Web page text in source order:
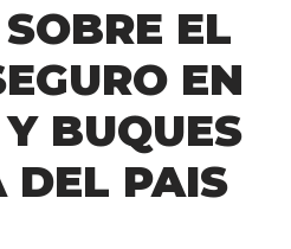
EL
EN
BUQUES
DEL PAIS